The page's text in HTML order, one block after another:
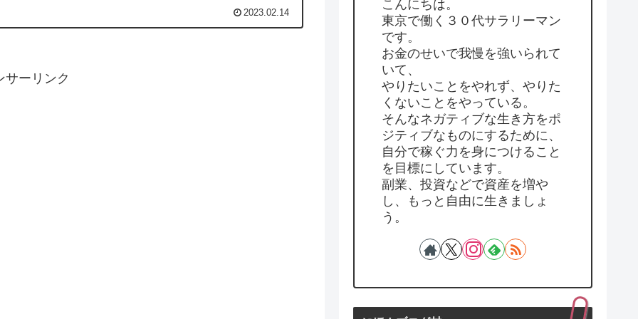
2023.02.14
サーリンク
こんにちは。
東京で働く３０代サラリーマン
です。
お金のせいで我慢を強いられて
いて、
やりたいことをやれず、やりた
くないことをやっている。
そんなネガティブな生き方をポ
ジティブなものにするために、
自分で稼ぐ力を身につけること
を目標にしています。
副業、投資などで資産を増や
し、もっと自由に生きましょ
う。